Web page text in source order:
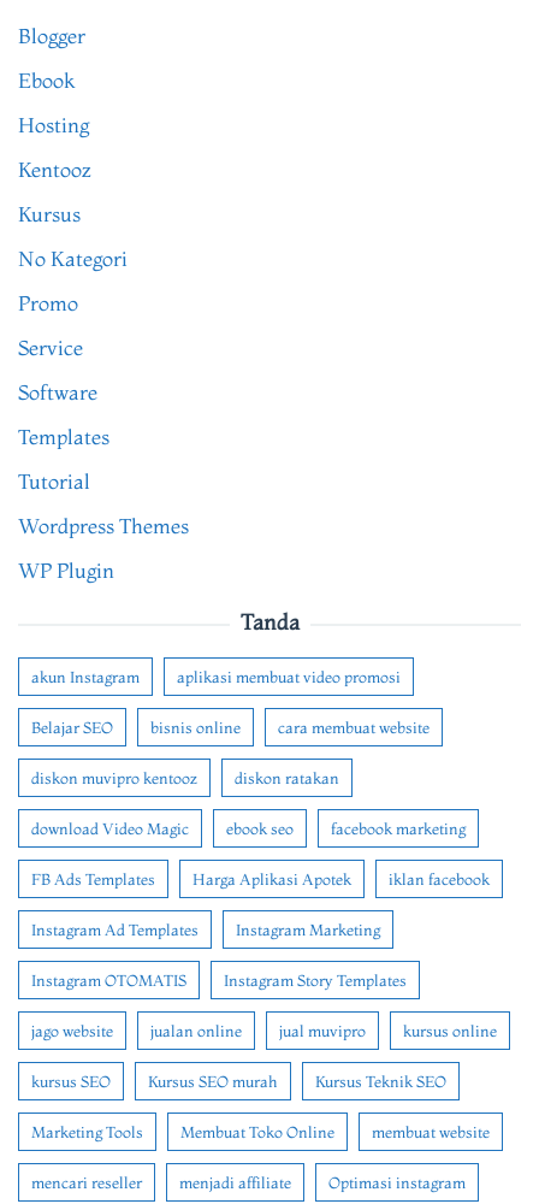
Blogger
Ebook
Hosting
Kentooz
Kursus
No Kategori
Promo
Service
Software
Templates
Tutorial
Wordpress Themes
WP Plugin
Tanda
akun Instagram aplikasi membuat video promosi
Belajar SEO bisnis online cara membuat website
diskon muvipro kentooz diskon ratakan
download Video Magic ebook seo facebook marketing
FB Ads Templates Harga Aplikasi Apotek iklan facebook
Instagram Ad Templates Instagram Marketing
Instagram OTOMATIS Instagram Story Templates
jago website jualan online jual muvipro kursus online
kursus SEO Kursus SEO murah Kursus Teknik SEO
Marketing Tools Membuat Toko Online membuat website
mencari reseller menjadi affiliate Optimasi instagram